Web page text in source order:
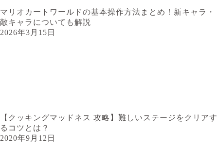
マリオカートワールドの基本操作方法まとめ！新キャラ・
敵キャラについても解説
2026年3月15日
【クッキングマッドネス 攻略】難しいステージをクリアす
るコツとは？
2020年9月12日